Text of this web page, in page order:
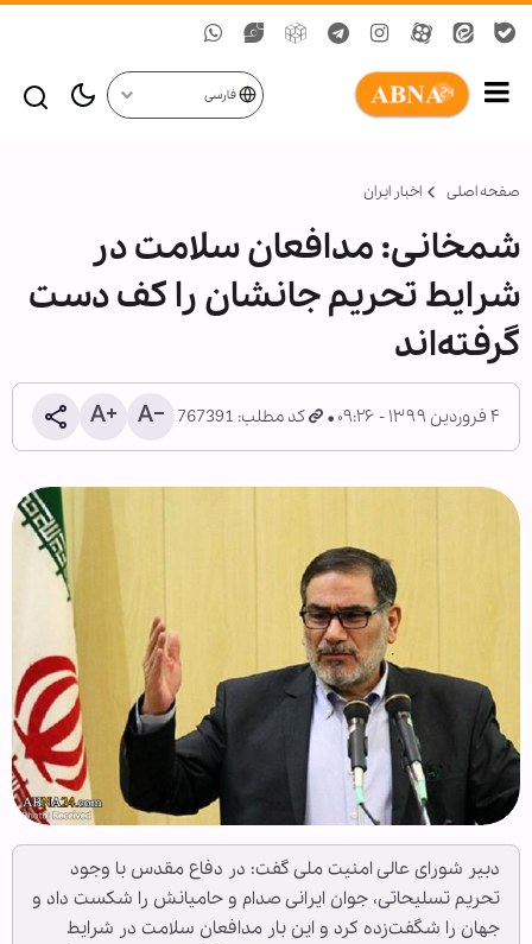
فارسی
صفحه اصلی اخبار ایران
شمخانی: مدافعان سلامت در
شرایط تحریم جانشان را کف دست
گرفته‌اند
۴ فروردین ۱۳۹۹ - ۰۹:۲۶ کد مطلب: 767391
دبیر شورای عالی امنیت ملی گفت: در دفاع مقدس با وجود
تحریم تسلیحاتی، جوان ایرانی صدام و حامیانش را شکست داد و
جهان را شگفت‌زده کرد و این بار مدافعان سلامت در شرایط